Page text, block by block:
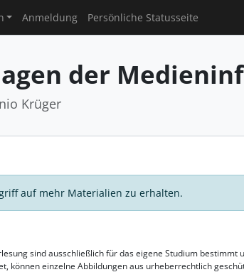
Anmeldung Persönliche Statusseite
der
Krüger
auf mehr Materialien zu erhalten.
sind ausschließlich für das eigene Studium
können einzelne Abbildungen aus urheberrechtlich